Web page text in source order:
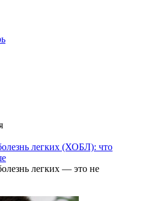
легких (ХОБЛ): что
легких — это не